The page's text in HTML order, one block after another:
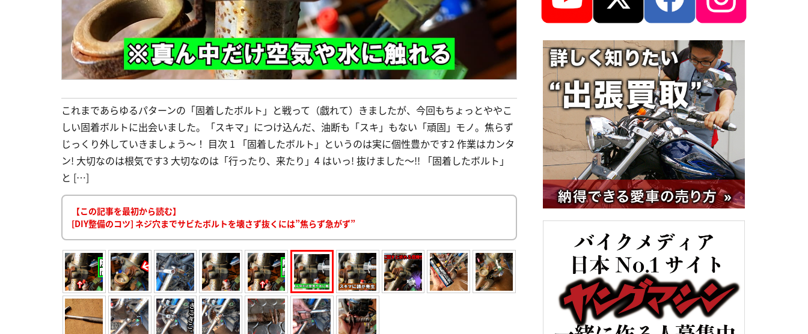
これまであらゆるパターンの「固着したボルト」と戦って（戯れて）きましたが、今回もちょっとややこ
しい固着ボルトに出会いました。「スキマ」につけ込んだ、油断も「スキ」もない「頑固」モノ。焦らず
じっくり外していきましょう～！ 目次 1 「固着したボルト」というのは実に個性豊かです2 作業はカンタ
ン! 大切なのは根気です3 大切なのは「行ったり、来たり」4 はいっ! 抜けました～!! 「固着したボルト」
と […]
【この記事を最初から読む】
[DIY整備のコツ] ネジ穴までサビたボルトを壊さず抜くには”焦らず急がず”